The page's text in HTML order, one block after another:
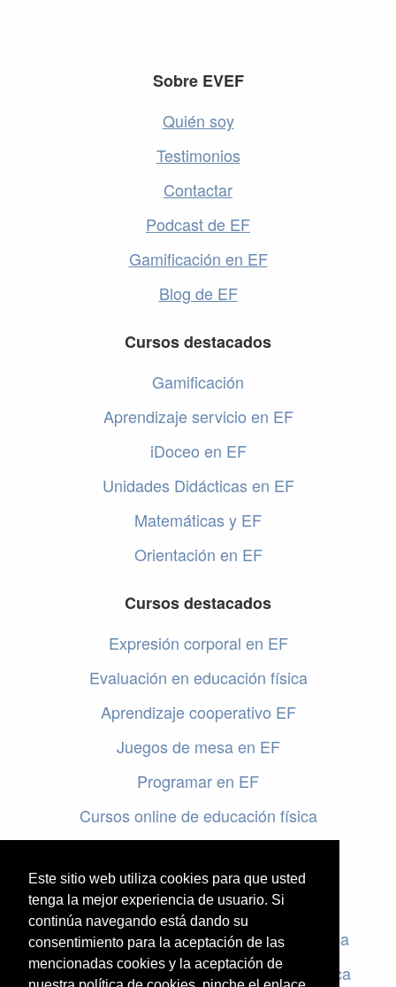
Este sitio web utiliza cookies para que usted
tenga la mejor experiencia de usuario. Si
continúa navegando está dando su
consentimiento para la aceptación de las
mencionadas cookies y la aceptación de
Sobre EVEF
Quién soy
Testimonios
Contactar
Podcast de EF
Gamificación en EF
Blog de EF
Cursos destacados
Gamificación
Aprendizaje servicio en EF
iDoceo en EF
Unidades Didácticas en EF
Matemáticas y EF
Orientación en EF
Cursos destacados
Expresión corporal en EF
Evaluación en educación física
Aprendizaje cooperativo EF
Juegos de mesa en EF
Programar en EF
Cursos online de educación física
Evaluación en educación física
Criterios de evaluación en educación física
Rúbricas de evaluación en educación física